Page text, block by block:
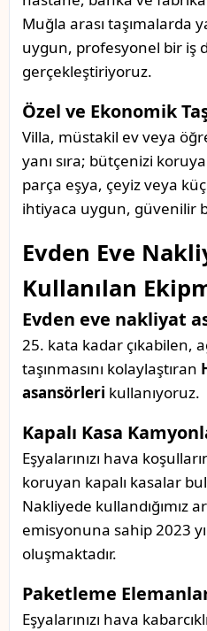
Muğla arası taşımalarda
uygun, profesyonel bir iş
gerçekleştiriyoruz.
Özel ve Ekonomik
Villa, müstakil ev veya
yanı sıra; bütçenizi
parça eşya, çeyiz veya
ihtiyaca uygun, güvenilir
Evden Eve
Kullanılan
Evden eve nakliyat
25. kata kadar çıkabilen,
taşınmasını kolaylaştıran
asansörleri kullanıyoruz.
Kapalı Kasa
Eşyalarınızı hava
koruyan kapalı kasalar
Nakliyede kullandığımız
emisyonuna sahip 2023
oluşmaktadır.
Paketleme
Eşyalarınızı hava